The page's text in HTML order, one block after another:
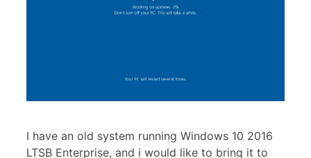
I have an old system running Windows 10 2016
LTSB Enterprise, and i would like to bring it to